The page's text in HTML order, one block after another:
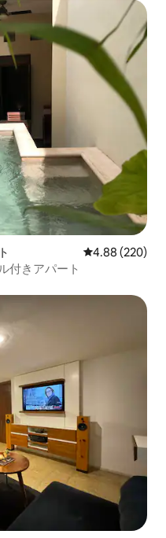
レビュー220
4.88 (220)
付きアパート